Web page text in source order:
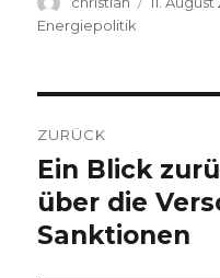
Energiepolitik
ZURÜCK
Vorheriger
Beitrag:
Ein Blick
über die
Sanktionen